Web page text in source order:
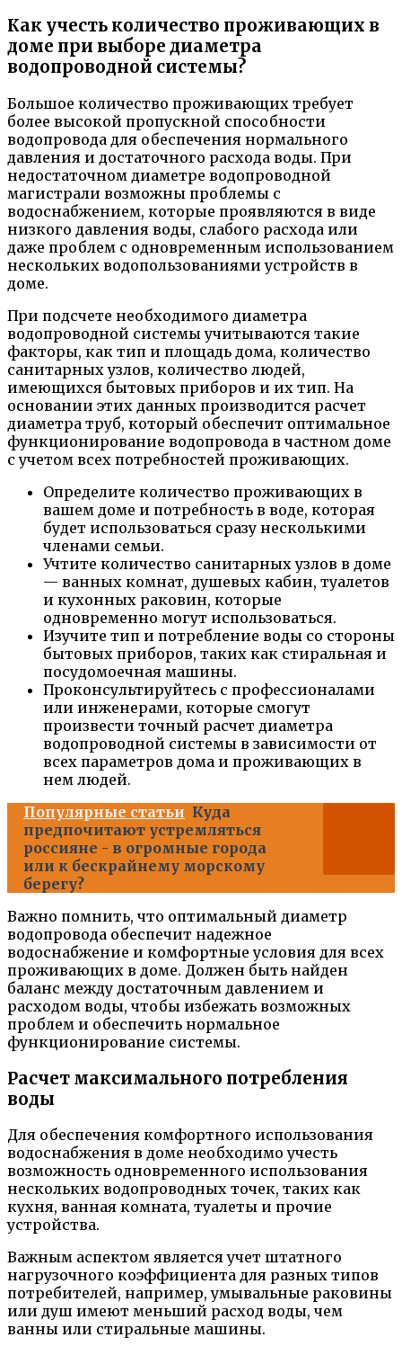
Как учесть количество проживающих в
доме при выборе диаметра
водопроводной системы?
Большое количество проживающих требует
более высокой пропускной способности
водопровода для обеспечения нормального
давления и достаточного расхода воды. При
недостаточном диаметре водопроводной
магистрали возможны проблемы с
водоснабжением, которые проявляются в виде
низкого давления воды, слабого расхода или
даже проблем с одновременным использованием
нескольких водопользованиями устройств в
доме.
При подсчете необходимого диаметра
водопроводной системы учитываются такие
факторы, как тип и площадь дома, количество
санитарных узлов, количество людей,
имеющихся бытовых приборов и их тип. На
основании этих данных производится расчет
диаметра труб, который обеспечит оптимальное
функционирование водопровода в частном доме
с учетом всех потребностей проживающих.
Определите количество проживающих в
вашем доме и потребность в воде, которая
будет использоваться сразу несколькими
членами семьи.
Учтите количество санитарных узлов в доме
— ванных комнат, душевых кабин, туалетов
и кухонных раковин, которые
одновременно могут использоваться.
Изучите тип и потребление воды со стороны
бытовых приборов, таких как стиральная и
посудомоечная машины.
Проконсультируйтесь с профессионалами
или инженерами, которые смогут
произвести точный расчет диаметра
водопроводной системы в зависимости от
всех параметров дома и проживающих в
нем людей.
Популярные статьи Куда
предпочитают устремляться
россияне - в огромные города
или к бескрайнему морскому
берегу?
Важно помнить, что оптимальный диаметр
водопровода обеспечит надежное
водоснабжение и комфортные условия для всех
проживающих в доме. Должен быть найден
баланс между достаточным давлением и
расходом воды, чтобы избежать возможных
проблем и обеспечить нормальное
функционирование системы.
Расчет максимального потребления
воды
Для обеспечения комфортного использования
водоснабжения в доме необходимо учесть
возможность одновременного использования
нескольких водопроводных точек, таких как
кухня, ванная комната, туалеты и прочие
устройства.
Важным аспектом является учет штатного
нагрузочного коэффициента для разных типов
потребителей, например, умывальные раковины
или душ имеют меньший расход воды, чем
ванны или стиральные машины.